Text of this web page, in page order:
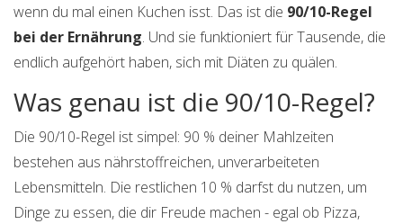
wenn du mal einen Kuchen isst. Das ist die 90/10-Regel
bei der Ernährung. Und sie funktioniert für Tausende, die
endlich aufgehört haben, sich mit Diäten zu quälen.
Was genau ist die 90/10-Regel?
Die 90/10-Regel ist simpel: 90 % deiner Mahlzeiten
bestehen aus nährstoffreichen, unverarbeiteten
Lebensmitteln. Die restlichen 10 % darfst du nutzen, um
Dinge zu essen, die dir Freude machen - egal ob Pizza,